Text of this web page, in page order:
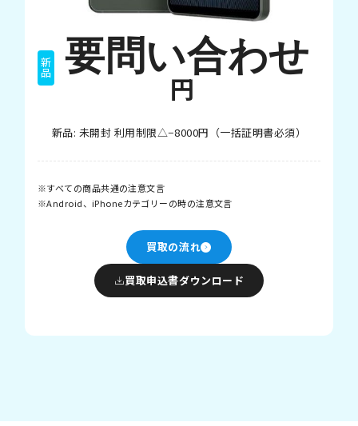
新品 要問い合わせ
円
新品: 未開封 利用制限△−8000円（一括証明書必須）
すべての商品共通の注意文言
Android、iPhoneカテゴリーの時の注意文言
買取の流れ
買取申込書ダウンロード